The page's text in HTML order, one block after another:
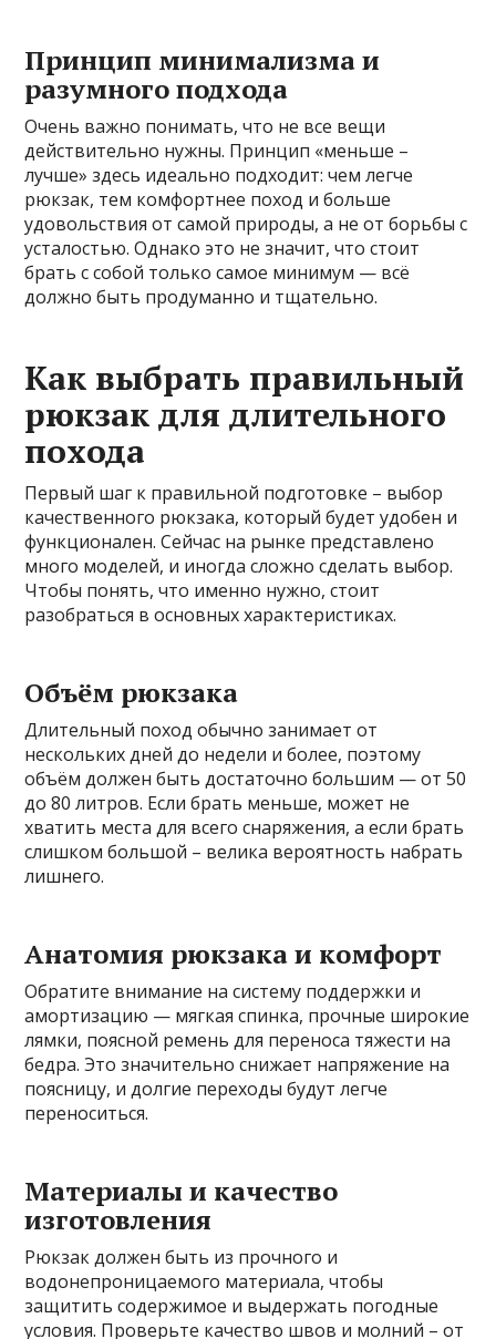
Принцип минимализма и
разумного подхода
Очень важно понимать, что не все вещи
действительно нужны. Принцип «меньше –
лучше» здесь идеально подходит: чем легче
рюкзак, тем комфортнее поход и больше
удовольствия от самой природы, а не от борьбы с
усталостью. Однако это не значит, что стоит
брать с собой только самое минимум — всё
должно быть продуманно и тщательно.
Как выбрать правильный
рюкзак для длительного
похода
Первый шаг к правильной подготовке – выбор
качественного рюкзака, который будет удобен и
функционален. Сейчас на рынке представлено
много моделей, и иногда сложно сделать выбор.
Чтобы понять, что именно нужно, стоит
разобраться в основных характеристиках.
Объём рюкзака
Длительный поход обычно занимает от
нескольких дней до недели и более, поэтому
объём должен быть достаточно большим — от 50
до 80 литров. Если брать меньше, может не
хватить места для всего снаряжения, а если брать
слишком большой – велика вероятность набрать
лишнего.
Анатомия рюкзака и комфорт
Обратите внимание на систему поддержки и
амортизацию — мягкая спинка, прочные широкие
лямки, поясной ремень для переноса тяжести на
бедра. Это значительно снижает напряжение на
поясницу, и долгие переходы будут легче
переноситься.
Материалы и качество
изготовления
Рюкзак должен быть из прочного и
водонепроницаемого материала, чтобы
защитить содержимое и выдержать погодные
условия. Проверьте качество швов и молний – от